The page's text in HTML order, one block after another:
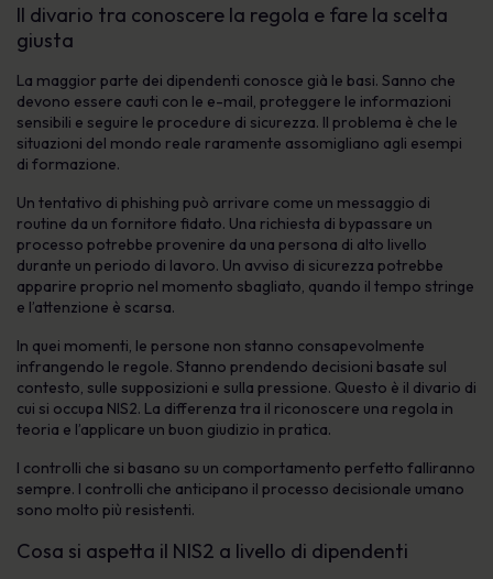
Il divario tra conoscere la regola e fare la scelta
giusta
La maggior parte dei dipendenti conosce già le basi. Sanno che
devono essere cauti con le e-mail, proteggere le informazioni
sensibili e seguire le procedure di sicurezza. Il problema è che le
situazioni del mondo reale raramente assomigliano agli esempi
di formazione.
Un tentativo di phishing può arrivare come un messaggio di
routine da un fornitore fidato. Una richiesta di bypassare un
processo potrebbe provenire da una persona di alto livello
durante un periodo di lavoro. Un avviso di sicurezza potrebbe
apparire proprio nel momento sbagliato, quando il tempo stringe
e l’attenzione è scarsa.
In quei momenti, le persone non stanno consapevolmente
infrangendo le regole. Stanno prendendo decisioni basate sul
contesto, sulle supposizioni e sulla pressione. Questo è il divario di
cui si occupa NIS2. La differenza tra il riconoscere una regola in
teoria e l’applicare un buon giudizio in pratica.
I controlli che si basano su un comportamento perfetto falliranno
sempre. I controlli che anticipano il processo decisionale umano
sono molto più resistenti.
Cosa si aspetta il NIS2 a livello di dipendenti